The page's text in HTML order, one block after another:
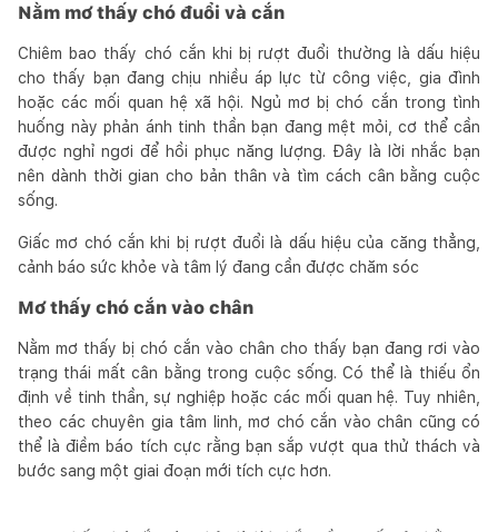
Nằm mơ thấy chó đuổi và cắn
Chiêm bao thấy chó cắn khi bị rượt đuổi thường là dấu hiệu
cho thấy bạn đang chịu nhiều áp lực từ công việc, gia đình
hoặc các mối quan hệ xã hội. Ngủ mơ bị chó cắn trong tình
huống này phản ánh tinh thần bạn đang mệt mỏi, cơ thể cần
được nghỉ ngơi để hồi phục năng lượng. Đây là lời nhắc bạn
nên dành thời gian cho bản thân và tìm cách cân bằng cuộc
sống.
Giấc mơ chó cắn khi bị rượt đuổi là dấu hiệu của căng thẳng,
cảnh báo sức khỏe và tâm lý đang cần được chăm sóc
Mơ thấy chó cắn vào chân
Nằm mơ thấy bị chó cắn vào chân cho thấy bạn đang rơi vào
trạng thái mất cân bằng trong cuộc sống. Có thể là thiếu ổn
định về tinh thần, sự nghiệp hoặc các mối quan hệ. Tuy nhiên,
theo các chuyên gia tâm linh, mơ chó cắn vào chân cũng có
thể là điềm báo tích cực rằng bạn sắp vượt qua thử thách và
bước sang một giai đoạn mới tích cực hơn.